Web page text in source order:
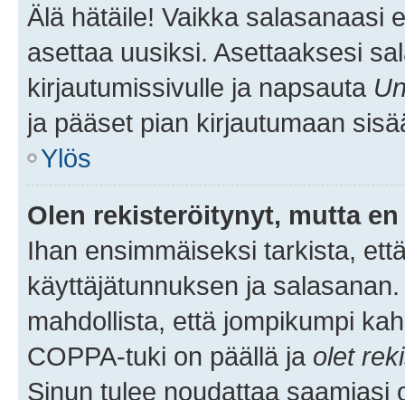
Älä hätäile! Vaikka salasanaasi
asettaa uusiksi. Asettaaksesi
kirjautumissivulle ja napsauta
ja pääset pian kirjautumaan
Ylös
Olen rekisteröitynyt, mutta
Ihan ensimmäiseksi tarkista,
käyttäjätunnuksen ja
mahdollista, että jompikumpi
COPPA-tuki on päällä ja olet
Sinun tulee noudattaa saamiasi